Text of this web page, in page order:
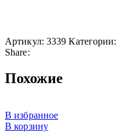
Артикул: 3339Категории:
Share:
Похожие
В избранное
В корзину